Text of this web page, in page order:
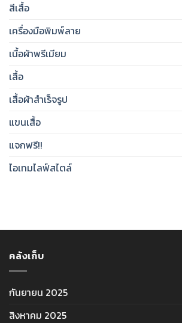
สีเสื้อ
เครื่องมือพิมพ์ลาย
เนื้อผ้าพรีเมียม
เสื้อ
เสื้อผ้าสำเร็จรูป
แขนเสื้อ
แจกฟรี!!
ไอเทมไลฟ์สไตล์
คลังเก็บ
กันยายน 2025
สิงหาคม 2025